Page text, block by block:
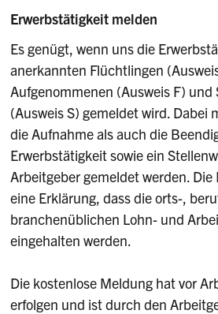
Erwerbstätigkeit melden
Es genügt, wenn uns die
anerkannten Flüchtlingen
Aufgenommenen (Ausweis F)
(Ausweis S) gemeldet wird. Dabei
die Aufnahme als auch die
Erwerbstätigkeit sowie ein
Arbeitgeber gemeldet werden.
eine Erklärung, dass die orts-,
branchenüblichen Lohn- und
eingehalten werden.
Die kostenlose Meldung hat vor
erfolgen und ist durch den